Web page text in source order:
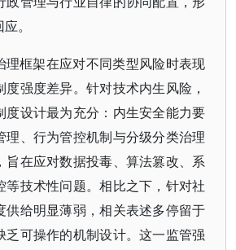
。
理框架在应对不同类型风险时表现
度强度差异。针对技术内生风险，
度设计最为充分：内生安全能力要
理、行为管控机制与分级分类治理
旨在应对数据投毒、算法篡改、系
等技术性问题。相比之下，针对社
供给明显薄弱，相关表述多停留于
乏可操作的机制设计。这一监管强